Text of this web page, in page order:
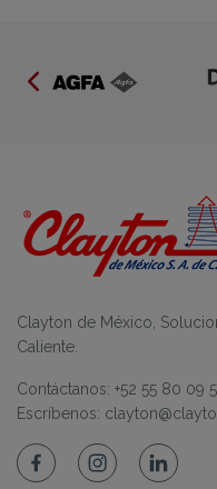
Clayton de México,
Caliente.
Contáctanos: +52 55 80 09
Escríbenos: